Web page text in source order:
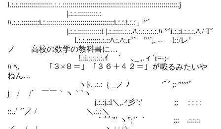
l.:.:.:::::::::::::::::.:.:.::::::::::::::::::::::::::::::::::::::::::::::::::::::::::.j
|.:.:.::::::::::.:
ﾊ.:.:.:::::::::i.:.::::::::::::::::::::::::::::::::::i.:.:.i.:.:」”´
|.:.:.::::::::::::i |.:.:::::.:.:.ﾊ.:.:.:.:.:.ﾊ ”´i.:.:i.:.:.:.ﾊ./ T´
l.:.:.:::::::.:.::ﾊ.:.ﾊ:.r’´ ”’´,. -‐ l::/レ’
ノ 高校の数学の教科書に…
!.:i.:.:.:.:.ｲ ´ ､_ ,.ィ´r=-;‐
ﾊ ﾍ､ 「３×８＝」「３６＋４２＝」が載るみたいや
ねん…
ヽﾄ､.:.:｛ _ノ ﾉ ’ﾞ´ ;: ”””´
j / /´ ￣￣｀ヽ｀`ヽ
j.:.:j.:l＼,.ｨ彡’:’ ;; : : : :
::.,’ ‘´／ / ＼.:.:＼
｀ﾞﾞ”′ ヽ”;’´ ｀ ;;: .:.:.:.